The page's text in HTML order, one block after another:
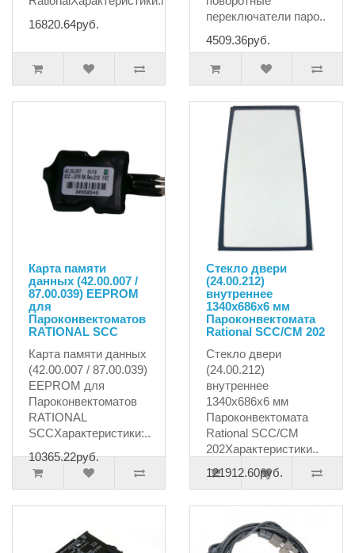
16820.64руб.
переключатели паро..
4509.36руб.
Карта памяти
данных (42.00.007 /
87.00.039) EEPROM
для
Пароконвектоматов
RATIONAL SCC
Карта памяти данных
(42.00.007 / 87.00.039)
EEPROM для
Пароконвектоматов
RATIONAL
SCCХарактеристики:..
10365.22руб.
Стекло двери
(24.00.212)
внутреннее
1340x686x6 мм
Пароконвектомата
Rational SCC/CM 202
Стекло двери
(24.00.212)
внутреннее
1340x686x6 мм
Пароконвектомата
Rational SCC/CM
202Характеристики..
121912.60руб.